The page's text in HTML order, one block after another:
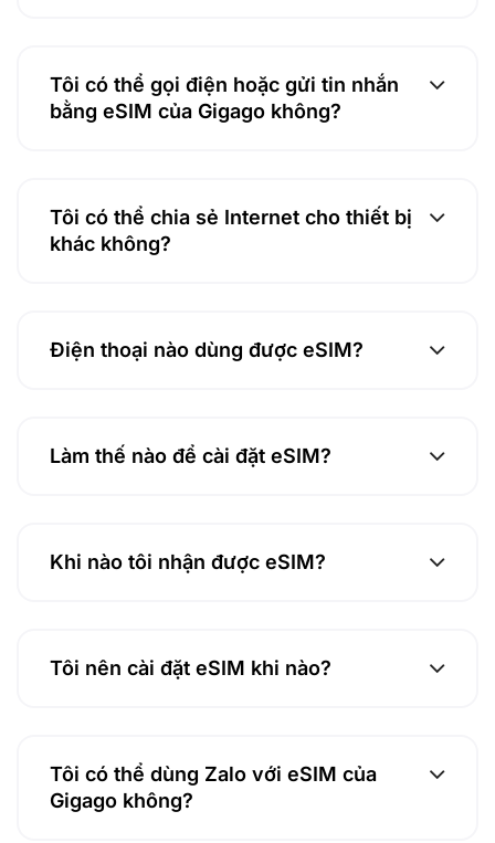
Tôi có thể gọi điện hoặc gửi tin nhắn
bằng eSIM của Gigago không?
Tôi có thể chia sẻ Internet cho thiết bị
khác không?
Điện thoại nào dùng được eSIM?
Làm thế nào để cài đặt eSIM?
Khi nào tôi nhận được eSIM?
Tôi nên cài đặt eSIM khi nào?
Tôi có thể dùng Zalo với eSIM của
Gigago không?